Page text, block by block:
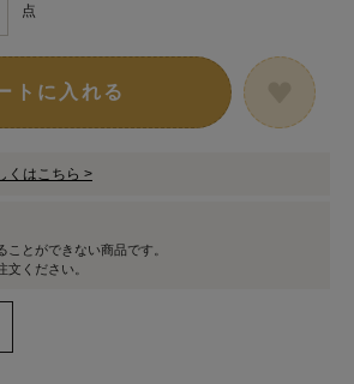
点
トに入れる
くはこちら >
とができない商品です。
文ください。